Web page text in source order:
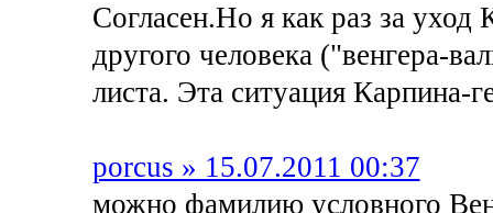
Согласен.Но я как раз за уход
другого человека ("венгера-
листа. Эта ситуация Карпина-
porcus » 15.07.2011 00:37
можно фамилию условного